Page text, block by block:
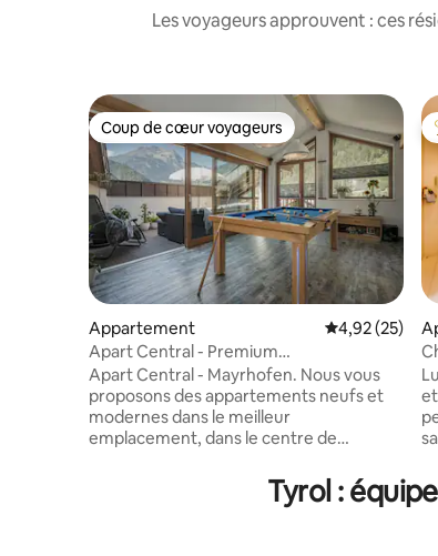
Les voyageurs approuvent : ces
Coup de cœur voyageurs
Coup de cœur voyageurs
Appartement Évaluation
4,92 (25)
Apart Central - Premium
MountainGarden Saphir 150
Apart Central - Mayrhofen. Nous vous
proposons des appartements neufs et
modernes dans le meilleur
emplacement, dans le centre de
Penkenbahn est située à seulement
30 m, à côté de nous. La rueTyrol :